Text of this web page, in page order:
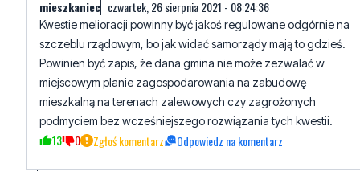
zajęci betonowaniem …..Redy zero wniosków
0 Zgłoś komentarz Odpowiedz na komentarz
mieszkaniec czwartek, 26 sierpnia 2021 - 08:24:36
Kwestie melioracji powinny być jakoś regulowane odgórnie na
szczeblu rządowym, bo jak widać samorządy mają to gdzieś.
Powinien być zapis, że dana gmina nie może zezwalać w
miejscowym planie zagospodarowania na zabudowę